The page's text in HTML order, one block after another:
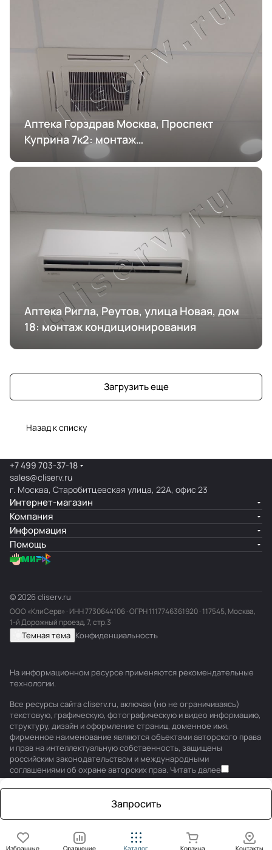
Аптека Горздрав Москва, Проспект
Куприна 7к2: монтаж
кондиционирования
Аптека Ригла, Реутов, улица Новая, дом
18: монтаж кондиционирования
Загрузить еще
Назад к списку
Запросить
Избранные Сравнение Каталог Корзина Контакты
+7 499 703-37-18
sales@cliserv.ru
г. Москва, Старобитцевская улица, 22А, офис 23
Интернет-магазин
Компания
Информация
Помощь
© 2026 cliserv.ru
ООО «КлиСерв» · ИНН7730644106· ОГРН 1117746361920 · 117545, Москва,
1-й Дорожный проезд, 7, стр.3
Темная тема Конфиденциальность
На информационном ресурсе применяются рекомендательные
технологии.
Все ресурсы сайта cliserv.ru, включая (но не ограничиваясь)
текстовую, графическую, фотографическую и видео информацию,
структуру, дизайн и оформление страниц, доменное имя,
фирменное наименование являются объектами авторского права
и прав на интеллектуальную собственность, защищены
российским законодательством и международными
соглашениями об охране авторских прав. Читать далее